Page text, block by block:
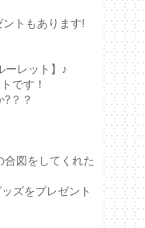
トもあります!
ーレット】♪
です！
？？
図をしてくれた
ズをプレゼント